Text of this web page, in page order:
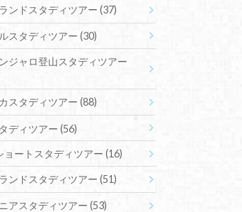
ンドスタディツアー(37)
スタディツアー(30)
ジャロ登山スタディツアー
スタディツアー(88)
ディツアー(56)
ョートスタディツアー(16)
ンドスタディツアー(51)
アスタディツアー(53)